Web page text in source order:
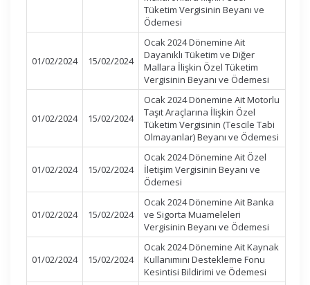
Tüketim Vergisinin Beyanı ve
Ödemesi
01/02/2024 15/02/2024
Ocak 2024 Dönemine Ait
Dayanıklı Tüketim ve Diğer
Mallara İlişkin Özel Tüketim
Vergisinin Beyanı ve Ödemesi
01/02/2024 15/02/2024
Ocak 2024 Dönemine Ait Motorlu
Taşıt Araçlarına İlişkin Özel
Tüketim Vergisinin (Tescile Tabi
Olmayanlar) Beyanı ve Ödemesi
01/02/2024 15/02/2024
Ocak 2024 Dönemine Ait Özel
İletişim Vergisinin Beyanı ve
Ödemesi
01/02/2024 15/02/2024
Ocak 2024 Dönemine Ait Banka
ve Sigorta Muameleleri
Vergisinin Beyanı ve Ödemesi
01/02/2024 15/02/2024
Ocak 2024 Dönemine Ait Kaynak
Kullanımını Destekleme Fonu
Kesintisi Bildirimi ve Ödemesi